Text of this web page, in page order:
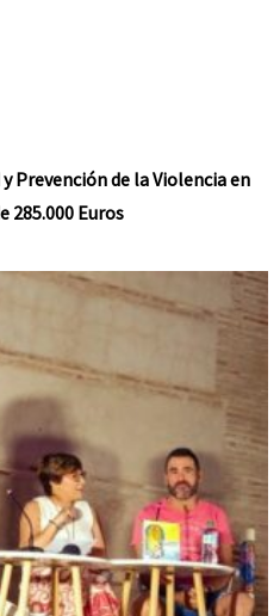
Prevención de la Violencia en
285.000 Euros